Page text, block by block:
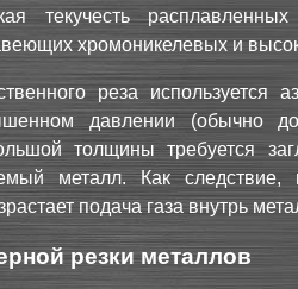
текучесть
хромоникелевых и
реза используется
давлении (обычно
толщины требуется
металл. Как следствие,
подача газа внутрь
резки металлов